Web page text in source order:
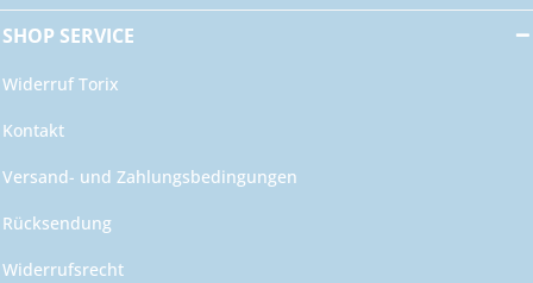
SHOP SERVICE
Widerruf Torix
Kontakt
Versand- und Zahlungsbedingungen
Rücksendung
Widerrufsrecht